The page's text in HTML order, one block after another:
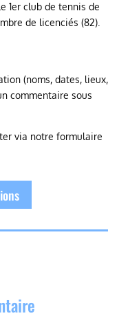
1er club de tennis de
de licenciés (82).
(noms, dates, lieux,
commentaire sous
via notre formulaire